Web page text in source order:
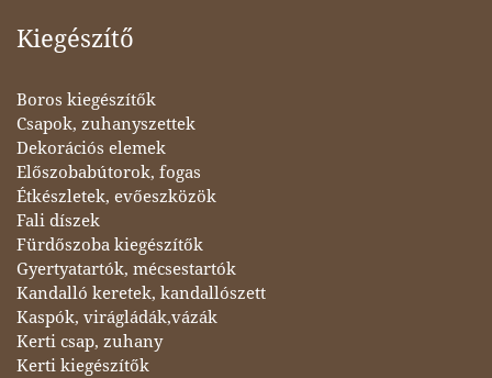
Kiegészítő
Boros kiegészítők
Csapok, zuhanyszettek
Dekorációs elemek
Előszobabútorok, fogas
Étkészletek, evőeszközök
Fali díszek
Fürdőszoba kiegészítők
Gyertyatartók, mécsestartók
Kandalló keretek, kandallószett
Kaspók, virágládák,vázák
Kerti csap, zuhany
Kerti kiegészítők